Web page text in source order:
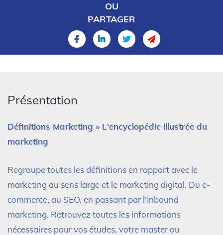
OU
PARTAGER
Présentation
Définitions Marketing » L'encyclopédie illustrée du
marketing
Regroupe toutes les définitions en rapport avec le
marketing au sens large et le marketing digital. Du e-
commerce, au SEO, en passant par l'Inbound
marketing. Retrouvez toutes les informations
nécessaires pour vos études, votre master ou